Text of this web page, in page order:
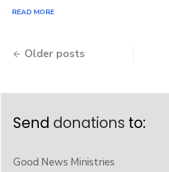
READ MORE
Posts
Older posts
Send donations to:
Good News Ministries